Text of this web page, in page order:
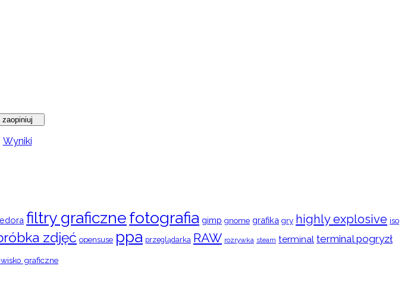
Wyniki
filtry graficznefotografia gimp gnome grafika gry highly explosive iso
zdjęć opensuse ppa przeglądarka RAW rozrywka steam terminal terminal pogryzł
graficzne